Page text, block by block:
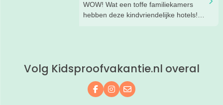
WOW! Wat een toffe familiekamers
hebben deze kindvriendelijke hotels!
kind(eren).
Volg Kidsproofvakantie.nl overal
Volg ons op Facebook
Volg ons op Instagram
Mail ons